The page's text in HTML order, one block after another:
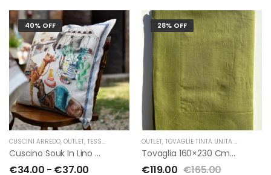
40% OFF
CUSCINI ARREDO, OUTLET, TESSITURA TOSCANA TELERIE
Cuscino Souk In Lino Di Tessitura Toscana Telerie
€34.00 - €37.00
28% OFF
OUTLET, TOVAGLIE TINTA UNITA IN LINO
Tovaglia 160×230 Cm In Lino Colore Verde Di Tessitura Toscana Telerie
€119.00 €165.00